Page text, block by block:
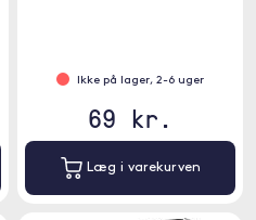
Ikke på lager, 2-6 uger
69 kr.
Læg i varekurven